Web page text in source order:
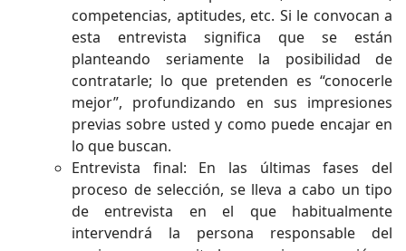
competencias, aptitudes, etc. Si le convocan a
esta entrevista significa que se están
planteando seriamente la posibilidad de
contratarle; lo que pretenden es “conocerle
mejor”, profundizando en sus impresiones
previas sobre usted y como puede encajar en
lo que buscan.
Entrevista final: En las últimas fases del
proceso de selección, se lleva a cabo un tipo
de entrevista en el que habitualmente
intervendrá la persona responsable del